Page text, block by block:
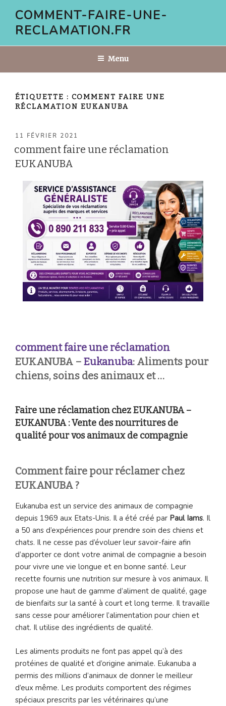
contenu
COMMENT-FAIRE-UNE-
RECLAMATION.FR
Menu
ÉTIQUETTE : COMMENT FAIRE UNE
RÉCLAMATION EUKANUBA
PUBLIÉ
11 FÉVRIER 2021
comment faire une réclamation
EUKANUBA
comment faire une réclamation
EUKANUBA – Eukanuba: Aliments pour
chiens, soins des animaux et …
Faire une réclamation chez EUKANUBA –
EUKANUBA : Vente des nourritures de
qualité pour vos animaux de compagnie
Comment faire pour réclamer chez
EUKANUBA ?
Eukanuba est un service des animaux de compagnie
depuis 1969 aux Etats-Unis. Il a été créé par Paul Iams. Il
a 50 ans d’expériences pour prendre soin des chiens et
chats. Il ne cesse pas d’évoluer leur savoir-faire afin
d’apporter ce dont votre animal de compagnie a besoin
pour vivre une vie longue et en bonne santé. Leur
recette fournis une nutrition sur mesure à vos animaux. Il
propose une haut de gamme d’aliment de qualité, gage
de bienfaits sur la santé à court et long terme. Il travaille
sans cesse pour améliorer l’alimentation pour chien et
chat. Il utilise des ingrédients de qualité.
Les aliments produits ne font pas appel qu’à des
protéines de qualité et d’origine animale. Eukanuba a
permis des millions d’animaux de donner le meilleur
d’eux même. Les produits comportent des régimes
spéciaux prescrits par les vétérinaires qu’une